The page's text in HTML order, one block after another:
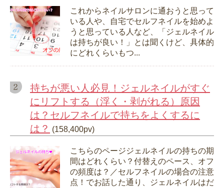
これからネイルサロンに通おうと思って
いる人や、自宅でセルフネイルを始めよ
うと思っている人など、「ジェルネイル
は持ちが良い！」とは聞くけど、具体的
にどれくらいもつ...
持ちが悪い人必見！ジェルネイルがすぐ
にリフトする（浮く・剥がれる）原因
は？セルフネイルで持ちをよくするに
は？ (158,400pv)
こちらのページジェルネイルの持ちの期
間はどれくらい？付替えのペース、オフ
の頻度は？／セルフネイルの場合の注意
点！でお話した通り、ジェルネイルはだ